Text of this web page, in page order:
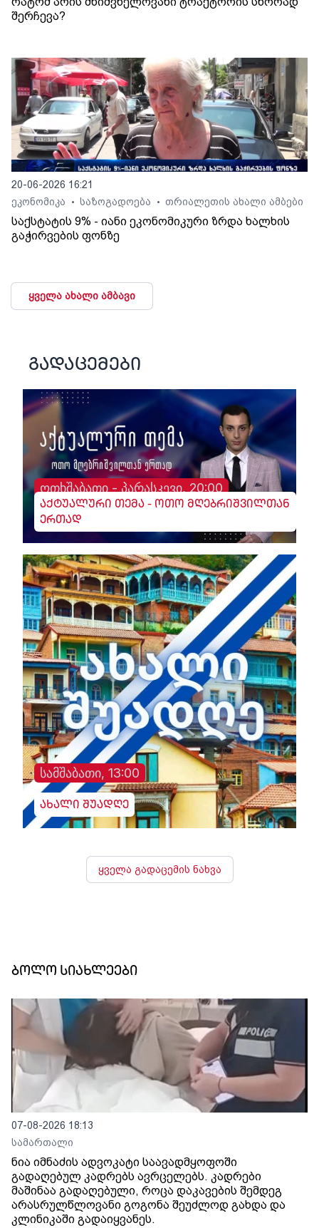
შერჩევა?
20-06-2026 16:21
ეკონომიკა
• საზოგადოება • თრიალეთის ახალი ამბები
საქსტატის 9% - იანი ეკონომიკური ზრდა ხალხის
გაჭირვების ფონზე
ყველა ახალი ამბავი
გადაცემები
ოთხშაბათი - პარასკევი, 20:00
აქტუალური თემა - ოთო მღებრიშვილთან
ერთად
სამშაბათი, 13:00
ახალი შუადღე
ყველა გადაცემის ნახვა
ბოლო სიახლეები
07-08-2026 18:13
სამართალი
ნია იმნაძის ადვოკატი საავადმყოფოში
გადაღებულ კადრებს ავრცელებს. კადრები
მაშინაა გადაღებული, როცა დაკავების შემდეგ
არასრულწლოვანი გოგონა შეუძლოდ გახდა და
კლინიკაში გადაიყვანეს.